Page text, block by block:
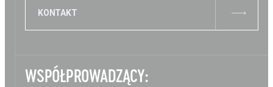
KONTAKT
WSPÓŁPROWADZĄCY: